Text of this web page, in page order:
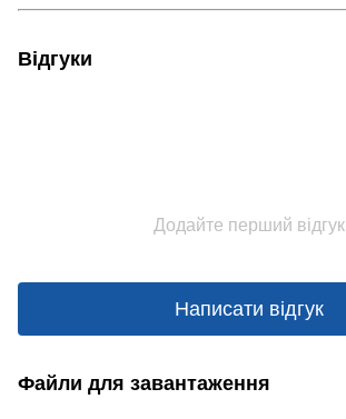
Відгуки
Додайте перший відгук
Написати відгук
Файли для завантаження